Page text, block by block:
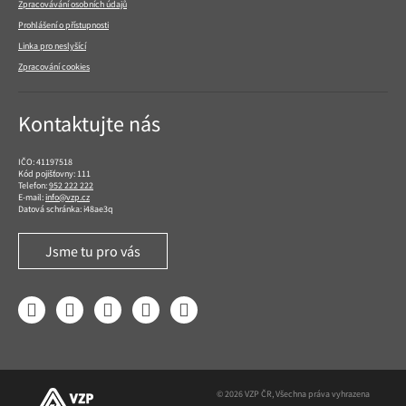
Zpracovávání osobních údajů
Prohlášení o přístupnosti
Linka pro neslyšící
Zpracování cookies
Kontaktujte nás
IČO: 41197518
Kód pojišťovny: 111
Telefon:952 222 222
E-mail:info@vzp.cz
Datová schránka: i48ae3q
Jsme tu pro vás
FacebookLinkedIn YouTube InstagramTwitter
© 2026 VZP ČR, Všechna práva vyhrazena